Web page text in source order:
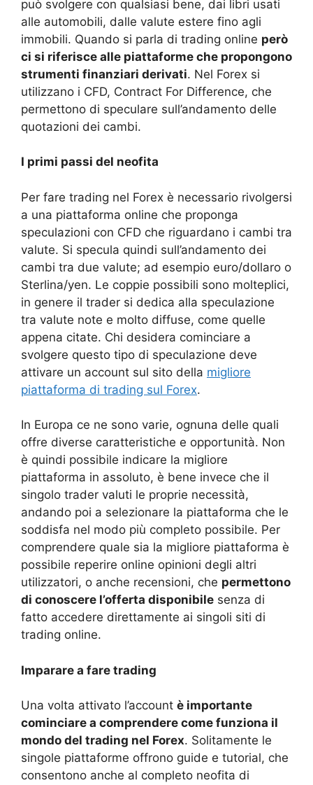
può svolgere con qualsiasi bene, dai libri usati
alle automobili, dalle valute estere fino agli
immobili. Quando si parla di trading online però
ci si riferisce alle piattaforme che propongono
strumenti finanziari derivati. Nel Forex si
utilizzano i CFD, Contract For Difference, che
permettono di speculare sull’andamento delle
quotazioni dei cambi.
I primi passi del neofita
Per fare trading nel Forex è necessario rivolgersi
a una piattaforma online che proponga
speculazioni con CFD che riguardano i cambi tra
valute. Si specula quindi sull’andamento dei
cambi tra due valute; ad esempio euro/dollaro o
Sterlina/yen. Le coppie possibili sono molteplici,
in genere il trader si dedica alla speculazione
tra valute note e molto diffuse, come quelle
appena citate. Chi desidera cominciare a
svolgere questo tipo di speculazione deve
attivare un account sul sito della migliore
piattaforma di trading sul Forex.
In Europa ce ne sono varie, ognuna delle quali
offre diverse caratteristiche e opportunità. Non
è quindi possibile indicare la migliore
piattaforma in assoluto, è bene invece che il
singolo trader valuti le proprie necessità,
andando poi a selezionare la piattaforma che le
soddisfa nel modo più completo possibile. Per
comprendere quale sia la migliore piattaforma è
possibile reperire online opinioni degli altri
utilizzatori, o anche recensioni, che permettono
di conoscere l’offerta disponibile senza di
fatto accedere direttamente ai singoli siti di
trading online.
Imparare a fare trading
Una volta attivato l’account è importante
cominciare a comprendere come funziona il
mondo del trading nel Forex. Solitamente le
singole piattaforme offrono guide e tutorial, che
consentono anche al completo neofita di